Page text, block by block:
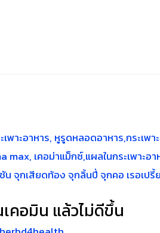
คอมิน แล้วไม่ดีขึ้น